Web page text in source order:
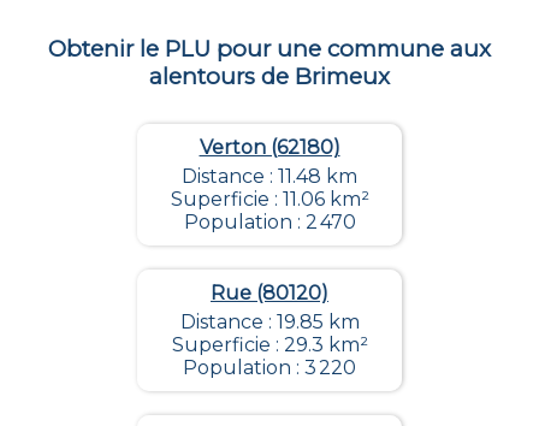
Obtenir le PLU pour une commune aux
alentours de Brimeux
Verton (62180)
Distance : 11.48 km
Superficie : 11.06 km²
Population : 2 470
Rue (80120)
Distance : 19.85 km
Superficie : 29.3 km²
Population : 3 220